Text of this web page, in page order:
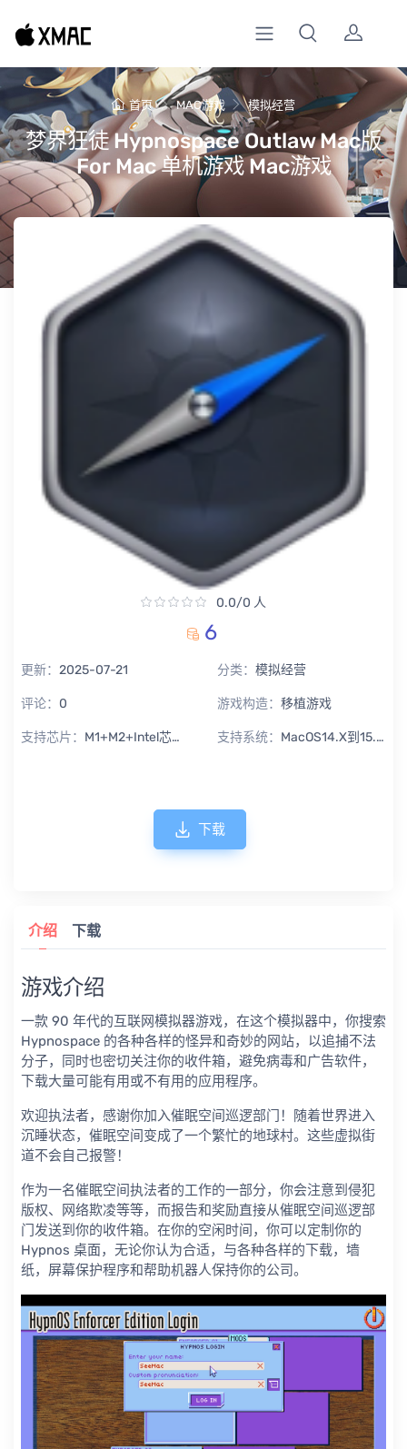
首页 MAC游戏 模拟经营
梦界狂徒 Hypnospace Outlaw Mac版
For Mac 单机游戏 Mac游戏
0.0/0 人
6
更新： 2025-07-21 分类： 模拟经营
评论： 0 游戏构造： 移植游戏
支持芯片： M1+M2+Intel芯片通用 支持系统： MacOS14.X到15.X Sequoia
下载
介绍 下载
游戏介绍
一款 90 年代的互联网模拟器游戏，在这个模拟器中，你搜索
Hypnospace 的各种各样的怪异和奇妙的网站，以追捕不法
分子，同时也密切关注你的收件箱，避免病毒和广告软件，
下载大量可能有用或不有用的应用程序。
欢迎执法者，感谢你加入催眠空间巡逻部门！随着世界进入
沉睡状态，催眠空间变成了一个繁忙的地球村。这些虚拟街
道不会自己报警！
作为一名催眠空间执法者的工作的一部分，你会注意到侵犯
版权、网络欺凌等等，而报告和奖励直接从催眠空间巡逻部
门发送到你的收件箱。在你的空闲时间，你可以定制你的
Hypnos 桌面，无论你认为合适，与各种各样的下载，墙
纸，屏幕保护程序和帮助机器人保持你的公司。